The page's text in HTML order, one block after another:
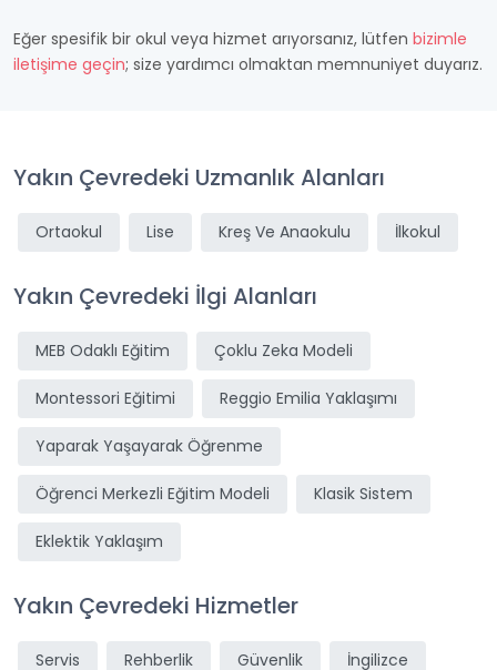
Eğer spesifik bir okul veya hizmet arıyorsanız, lütfen bizimle
iletişime geçin; size yardımcı olmaktan memnuniyet duyarız.
Yakın Çevredeki Uzmanlık Alanları
Ortaokul Lise Kreş Ve Anaokulu İlkokul
Yakın Çevredeki İlgi Alanları
MEB Odaklı Eğitim Çoklu Zeka Modeli
Montessori Eğitimi Reggio Emilia Yaklaşımı
Yaparak Yaşayarak Öğrenme
Öğrenci Merkezli Eğitim Modeli Klasik Sistem
Eklektik Yaklaşım
Yakın Çevredeki Hizmetler
Servis Rehberlik Güvenlik İngilizce